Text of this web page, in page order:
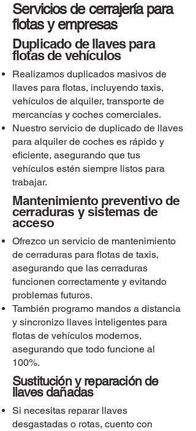
Servicios de cerrajería para
flotas y empresas
Duplicado de llaves para
flotas de vehículos
Realizamos duplicados masivos de
llaves para flotas, incluyendo taxis,
vehículos de alquiler, transporte de
mercancías y coches comerciales.
Nuestro servicio de duplicado de llaves
para alquiler de coches es rápido y
eficiente, asegurando que tus
vehículos estén siempre listos para
trabajar.
Mantenimiento preventivo de
cerraduras y sistemas de
acceso
Ofrezco un servicio de mantenimiento
de cerraduras para flotas de taxis,
asegurando que las cerraduras
funcionen correctamente y evitando
problemas futuros.
También programo mandos a distancia
y sincronizo llaves inteligentes para
flotas de vehículos modernos,
asegurando que todo funcione al
100%.
Sustitución y reparación de
llaves dañadas
Si necesitas reparar llaves
desgastadas o rotas, cuento con